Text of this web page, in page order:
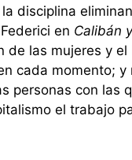
disciplina
en Calibán
de las mujeres y el
cada momento; y
personas con las
el trabajo